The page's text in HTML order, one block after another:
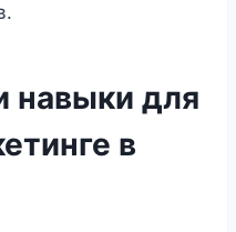
навыки для
в